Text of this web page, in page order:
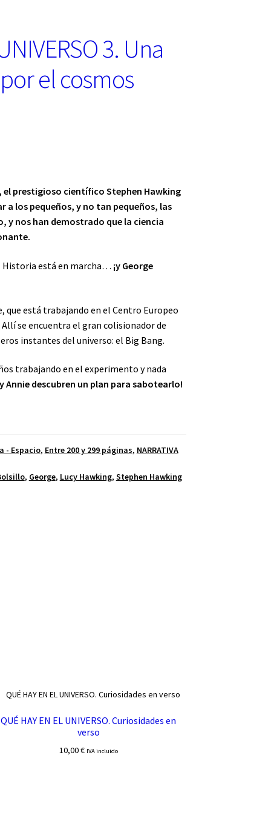
3. Una
el cosmos
el prestigioso científico Stephen Hawking
a los pequeños, y no tan pequeños, las
y nos han demostrado que la ciencia
Historia está en marcha… ¡y George
que está trabajando en el Centro Europeo
se encuentra el gran colisionador de
instantes del universo: el Big Bang.
trabajando en el experimento y nada
Anniedescubren un plan para sabotearlo!
- Espacio, Entre 200 y 299 páginas, NARRATIVA
, George, Lucy Hawking, Stephen Hawking
QUÉ HAY EN EL UNIVERSO. Curiosidades en
verso
10,00€ IVA incluido